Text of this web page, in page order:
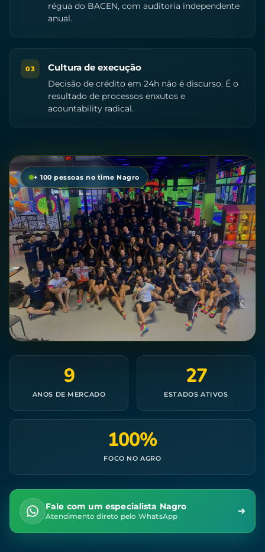
régua do BACEN, com auditoria independente
anual.
03 Cultura de execução
Decisão de crédito em 24h não é discurso. É o
resultado de processos enxutos e
acountability radical.
+ 100 pessoas no time Nagro
9
ANOS DE MERCADO
27
ESTADOS ATIVOS
100%
FOCO NO AGRO
Fale com um especialista Nagro
Atendimento direto pelo WhatsApp